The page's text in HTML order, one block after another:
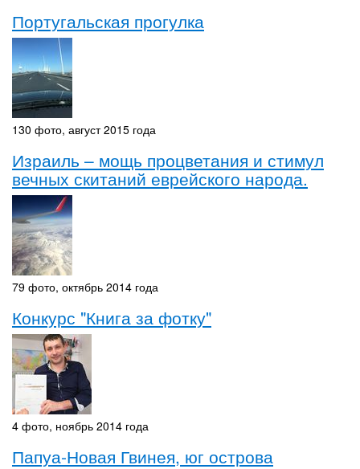
Португальская прогулка
130 фото, август 2015 года
Израиль – мощь процветания и стимул
вечных скитаний еврейского народа.
79 фото, октябрь 2014 года
Конкурс "Книга за фотку"
4 фото, ноябрь 2014 года
Папуа-Новая Гвинея, юг острова